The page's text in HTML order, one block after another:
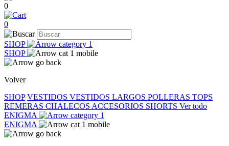
0
0
SHOP
SHOP
Volver
SHOP VESTIDOS VESTIDOS LARGOS POLLERAS TOPS
REMERAS CHALECOS ACCESORIOS SHORTS Ver todo
ENIGMA
ENIGMA